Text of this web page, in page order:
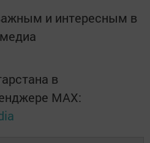
и интересным в
в
MАХ: